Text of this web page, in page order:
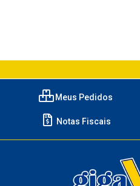
Meus Pedidos
Notas Fiscais